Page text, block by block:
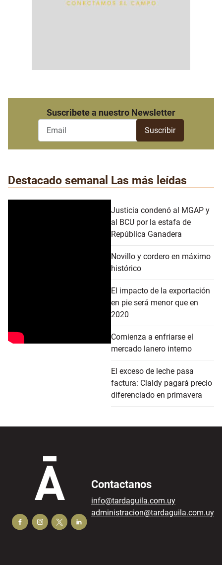
Suscribete a nuestro Newsletter
Destacado semanal Las más leídas
Justicia condenó al MGAP y
al BCU por la estafa de
República Ganadera
Novillo y cordero en máximo
histórico
El impacto de la exportación
en pie será menor que en
2020
Comienza a enfriarse el
mercado lanero interno
El exceso de leche pasa
factura: Claldy pagará precio
diferenciado en primavera
Contactanos
info@tardaguila.com.uy
administracion@tardaguila.com.uy